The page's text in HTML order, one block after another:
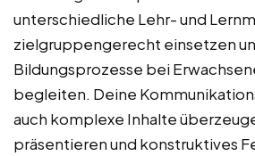
unterschiedliche Lehr- und
zielgruppengerecht einsetzen
Bildungsprozesse bei
begleiten. Deine
auch komplexe Inhalte
präsentieren und konstruktives